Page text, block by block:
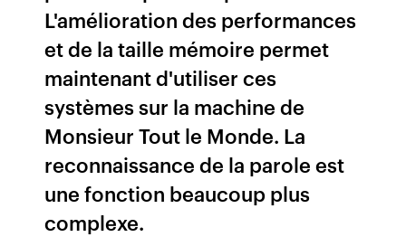
L'amélioration des performances
et de la taille mémoire permet
maintenant d'utiliser ces
systèmes sur la machine de
Monsieur Tout le Monde. La
reconnaissance de la parole est
une fonction beaucoup plus
complexe.